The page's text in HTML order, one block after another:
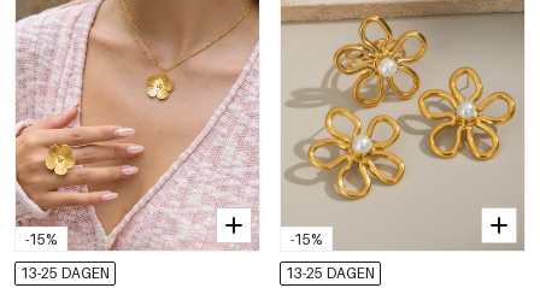
-15%
13-25 DAGEN
-15%
13-25 DAGEN